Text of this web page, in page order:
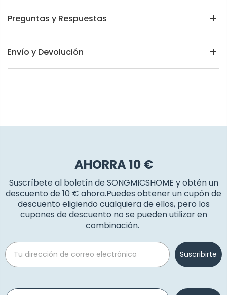
Preguntas y Respuestas
Envío y Devolución
AHORRA 10 €
Suscríbete al boletín de SONGMICSHOME y obtén un
descuento de 10 € ahora.Puedes obtener un cupón de
descuento eligiendo cualquiera de ellos, pero los
cupones de descuento no se pueden utilizar en
combinación.
Email
Suscribirte